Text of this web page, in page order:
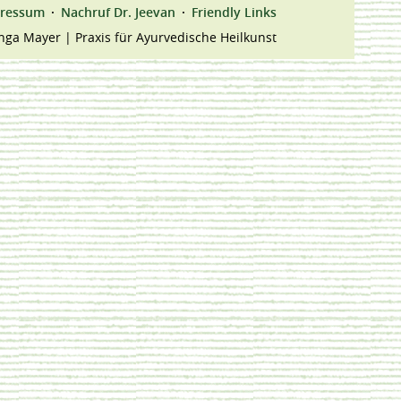
Nachruf Dr. Jeevan
Friendly Links
Mayer | Praxis für Ayurvedische Heilkunst